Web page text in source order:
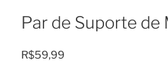
Par de Suporte de
R$59,99